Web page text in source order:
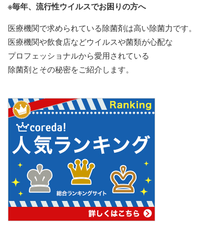
※毎年、流行性ウイルスでお困りの方へ
医療機関で求められている除菌剤は高い除菌力です。
医療機関や飲食店などウイルスや菌類が心配な
プロフェッショナルから愛用されている
除菌剤とその秘密をご紹介します。